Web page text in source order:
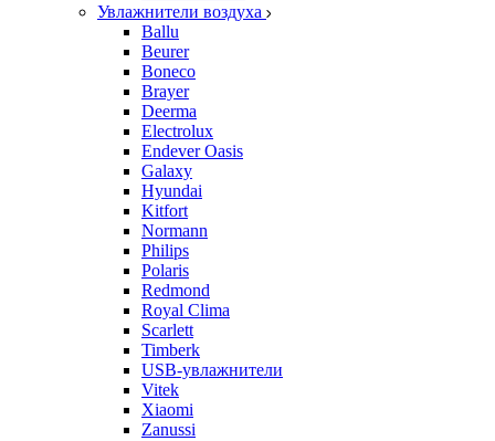
Увлажнители воздуха
Ballu
Beurer
Boneco
Brayer
Deerma
Electrolux
Endever Oasis
Galaxy
Hyundai
Kitfort
Normann
Philips
Polaris
Redmond
Royal Clima
Scarlett
Timberk
USB-увлажнители
Vitek
Xiaomi
Zanussi